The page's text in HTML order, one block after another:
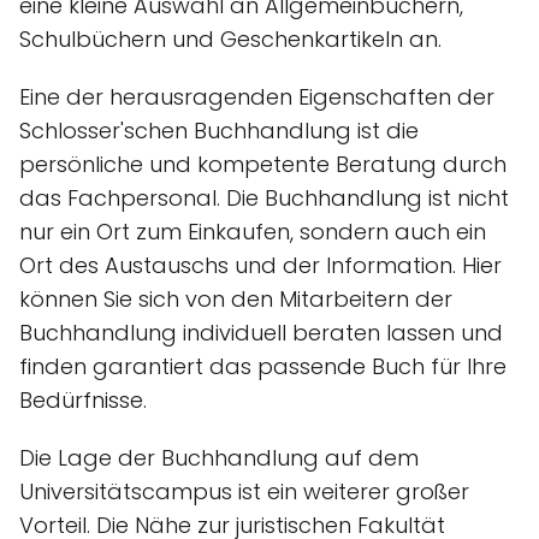
Schulbüchern und Geschenkartikeln an.
Eine der herausragenden Eigenschaften der
Schlosser'schen Buchhandlung ist die
persönliche und kompetente Beratung durch
das Fachpersonal. Die Buchhandlung ist nicht
nur ein Ort zum Einkaufen, sondern auch ein
Ort des Austauschs und der Information. Hier
können Sie sich von den Mitarbeitern der
Buchhandlung individuell beraten lassen und
finden garantiert das passende Buch für Ihre
Bedürfnisse.
Die Lage der Buchhandlung auf dem
Universitätscampus ist ein weiterer großer
Vorteil. Die Nähe zur juristischen Fakultät